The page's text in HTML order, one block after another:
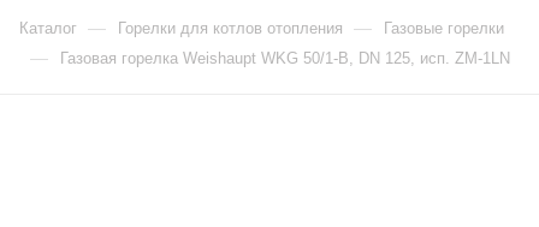
Каталог — Горелки для котлов отопления — Газовые горелки
— Газовая горелка Weishaupt WKG 50/1-B, DN 125, исп. ZM-1LN